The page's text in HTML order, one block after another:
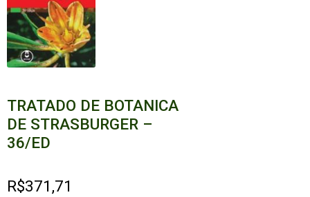
TRATADO DE BOTANICA
DE STRASBURGER –
36/ED
R$371,71